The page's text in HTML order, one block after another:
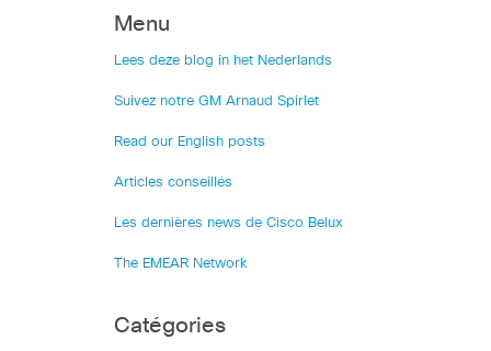
Menu
Lees deze blog in het Nederlands
Suivez notre GM Arnaud Spirlet
Read our English posts
Articles conseillés
Les dernières news de Cisco Belux
The EMEAR Network
Catégories